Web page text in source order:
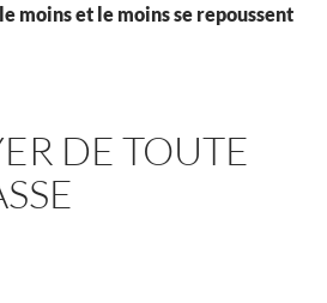
moins et le moins se repoussent
DE TOUTE